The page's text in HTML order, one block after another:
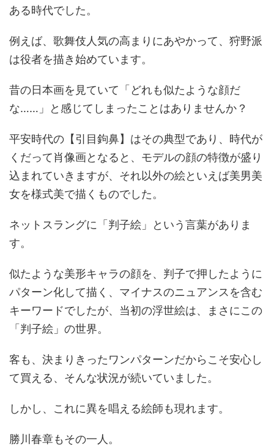
ある時代でした。
例えば、歌舞伎人気の高まりにあやかって、狩野派
は役者を描き始めています。
昔の日本画を見ていて「どれも似たような顔だ
な……」と感じてしまったことはありませんか？
平安時代の【引目鉤鼻】はその典型であり、時代が
くだって肖像画となると、モデルの顔の特徴が盛り
込まれていきますが、それ以外の絵といえば美男美
女を様式美で描くものでした。
ネットスラングに「判子絵」という言葉がありま
す。
似たような美形キャラの顔を、判子で押したように
パターン化して描く、マイナスのニュアンスを含む
キーワードでしたが、当初の浮世絵は、まさにこの
「判子絵」の世界。
客も、決まりきったワンパターンだからこそ安心し
て買える、そんな状況が続いていました。
しかし、これに異を唱える絵師も現れます。
勝川春章もその一人。